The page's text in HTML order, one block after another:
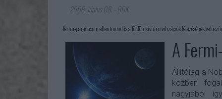
2008. június 08. BDK
fermi-paradoxon: ellentmondás a földön kívüli civilizációk létezésének
A
Állítólag a
közben
nagyjából